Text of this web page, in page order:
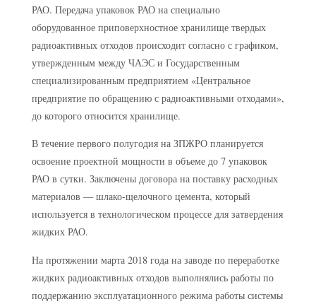
РАО. Передача упаковок РАО на специально
оборудованное приповерхностное хранилище твердых
радиоактивных отходов происходит согласно с графиком,
утвержденным между ЧАЭС и Государственным
специализированным предприятием «Центральное
предприятие по обращению с радиоактивными отходами»,
до которого относится хранилище.
В течение первого полугодия на ЗПЖРО планируется
освоение проектной мощности в объеме до 7 упаковок
РАО в сутки. Заключены договора на поставку расходных
материалов — шлако-щелочного цемента, который
используется в технологическом процессе для затвердения
жидких РАО.
На протяжении марта 2018 года на заводе по переработке
жидких радиоактивных отходов выполнялись работы по
поддержанию эксплуатационного режима работы системы